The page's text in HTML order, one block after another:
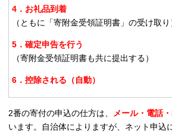
4．お礼品到着
（ともに「寄附金受領証明書」の受け取り
5．確定申告を行う
（寄附金受領証明書も共に提出する）
6．控除される（自動）
2番の寄付の申込の仕方は、 メール・電話
います。自治体によりますが、ネット申込